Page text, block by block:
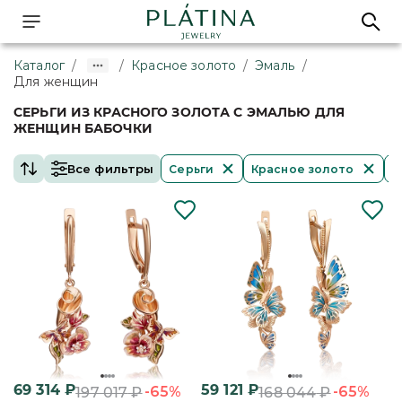
Каталог / / Красное золото / Эмаль /
Для женщин
СЕРЬГИ ИЗ КРАСНОГО ЗОЛОТА С ЭМАЛЬЮ ДЛЯ
ЖЕНЩИН БАБОЧКИ
Все фильтры Серьги Красное золото
69 314₽197 017₽-65% 59 121 ₽168 044₽-65%